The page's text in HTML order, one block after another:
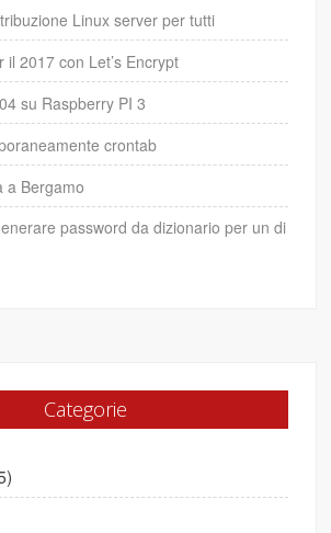
Linux server per tutti
il 2017 con Let’s Encrypt
su Raspberry PI 3
crontab
a Bergamo
password da dizionario per un di
Categorie